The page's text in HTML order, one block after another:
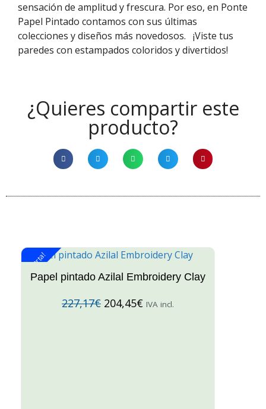
sensación de amplitud y frescura. Por eso, en Ponte
Papel Pintado contamos con sus últimas
colecciones y diseños más novedosos. ¡Viste tus
paredes con estampados coloridos y divertidos!
¿Quieres compartir este
producto?
¡Oferta!
Papel pintado Azilal Embroidery Clay
227,17€ 204,45€ IVA incl.